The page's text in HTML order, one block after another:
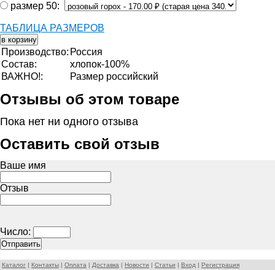
размер 50:
ТАБЛИЦА РАЗМЕРОВ
Производство: Россия
Состав:
хлопок-100%
ВАЖНО!:
Размер российский
Отзывы об этом товаре
Пока нет ни одного отзыва
Оставить свой отзыв
Ваше имя
Отзыв
Число:
Каталог | Контакты | Оплата | Доставка | Новости | Статьи | Вход | Регистрация